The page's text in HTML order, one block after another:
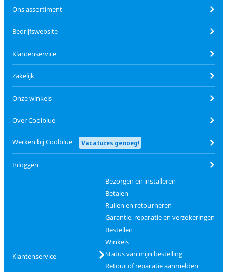
Ons assortiment
Bedrijfswebsite
Klantenservice
Zakelijk
Onze winkels
Over Coolblue
Werken bij Coolblue Vacatures genoeg!
Inloggen
Klantenservice
Bezorgen en installeren
Betalen
Ruilen en retourneren
Garantie, reparatie en verzekeringen
Bestellen
Winkels
Status van mijn bestelling
Retour of reparatie aanmelden